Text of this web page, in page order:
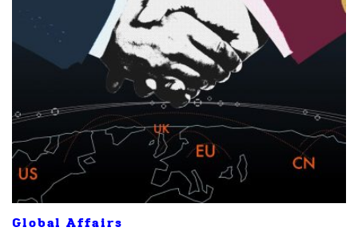
Global Affairs
ค้นหา
TWEET LINE